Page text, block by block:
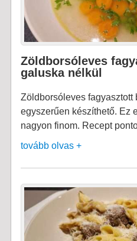
Zöldborsóleves
galuska nélkül
Zöldborsóleves fagyasztott
egyszerűen készíthető. Ez
nagyon finom. Recept
tovább olvas +